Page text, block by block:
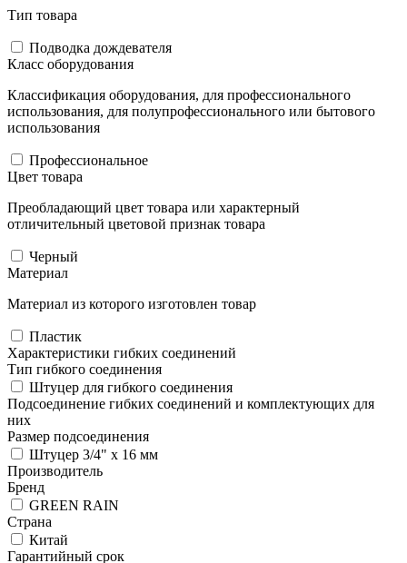
Тип товара
Подводка дождевателя
Класс оборудования
Классификация оборудования, для профессионального
использования, для полупрофессионального или бытового
использования
Профессиональное
Цвет товара
Преобладающий цвет товара или характерный
отличительный цветовой признак товара
Черный
Материал
Материал из которого изготовлен товар
Пластик
Характеристики гибких соединений
Тип гибкого соединения
Штуцер для гибкого соединения
Подсоединение гибких соединений и комплектующих для
них
Размер подсоединения
Штуцер 3/4" x 16 мм
Производитель
Бренд
GREEN RAIN
Страна
Китай
Гарантийный срок